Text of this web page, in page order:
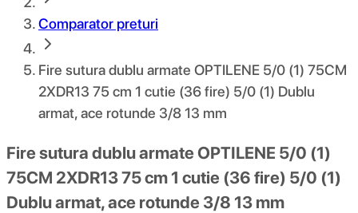
Comparator preturi
Fire sutura dublu armate OPTILENE 5/0 (1) 75CM
2XDR13 75 cm 1 cutie (36 fire) 5/0 (1) Dublu
armat, ace rotunde 3/8 13 mm
Fire sutura dublu armate OPTILENE 5/0 (1)
75CM 2XDR13 75 cm 1 cutie (36 fire) 5/0 (1)
Dublu armat, ace rotunde 3/8 13 mm